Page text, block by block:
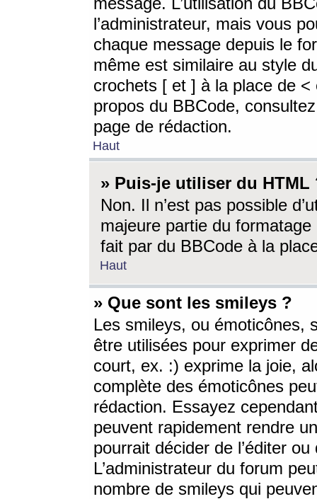
l’administrateur, mais vous
chaque message depuis le
même est similaire au style
crochets [ et ] à la place de <
propos du BBCode,
page de rédaction.
Haut
» Puis-je utiliser du HTML
Non. Il n’est pas possible
majeure partie du
fait par du BBCode à la
Haut
» Que sont les smileys ?
Les smileys, ou émoticônes,
être utilisées pour exprimer
court, ex. :) exprime la joie,
complète des émoticônes
rédaction. Essayez
peuvent rapidement rendre
pourrait décider de l’éditer
L’administrateur du forum
nombre de smileys qui